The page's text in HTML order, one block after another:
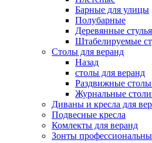
Барные для улицы
Полубарные
Деревянные стулья
Штабелируемые
Столы для веранд
Назад
столы для веранд
Раздвижные столы
Журнальные
Диваны и кресла для
Подвесные кресла
Комлекты для веранд
Зонты